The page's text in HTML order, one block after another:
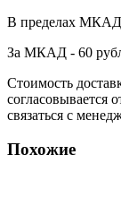
В пределах МКАД
За МКАД - 60
Стоимость
согласовывается
связаться с
Похожие